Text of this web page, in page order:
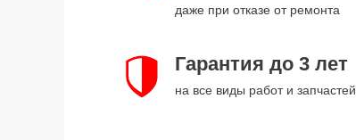
даже при отказе от ремонта
Гарантия до 3 лет
на все виды работ и запчастей